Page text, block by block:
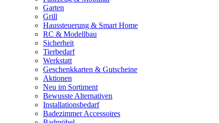
Garten
Grill
Haussteuerung & Smart Home
RC & Modellbau
Sicherheit
Tierbedarf
Werkstatt
Geschenkkarten & Gutscheine
Aktionen
Neu im Sortiment
Bewusste Alternativen
Installationsbedarf
Badezimmer Accessoires